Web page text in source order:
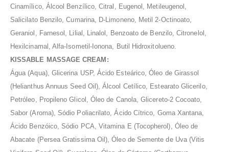
Cinamílico, Álcool Benzílico, Citral, Eugenol, Metileugenol,
Salicilato Benzilo, Cumarina, D-Limoneno, Metil 2-Octinoato,
Geraniol, Farnesol, Lilial, Linalol, Benzoato de Benzilo, Citronelol,
Hexilcinamal, Alfa-Isometil-Ionona, Butil Hidroxitolueno.
KISSABLE MASSAGE CREAM:
Água (Aqua), Glicerina USP, Ácido Esteárico, Óleo de Girassol
(Helianthus Annuus Seed Oil), Álcool Cetílico, Estearato Glicerilo,
Petróleo, Propileno Glicol, Óleo de Canola, Glicereto-2 Cocoato,
Sabor (Aroma), Sódio Poliacrilato, Ácido Cítrico, Goma Xantana,
Ácido Benzóico, Sódio PCA, Vitamina E (Tocopherol), Óleo de
Abacate (Persea Gratissima Oil), Óleo de Semente de Uva (Vitis